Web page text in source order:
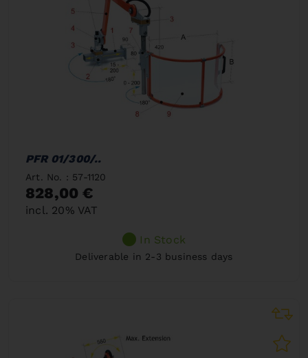
PFR 01/300/..
Art. No. : 57-1120
828,00 €
incl. 20% VAT
In Stock
Deliverable in 2-3 business days